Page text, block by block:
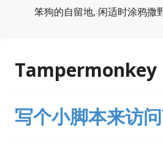
笨狗的自留地, 闲适时涂鸦撒
Tampermonkey
写个小脚本来访